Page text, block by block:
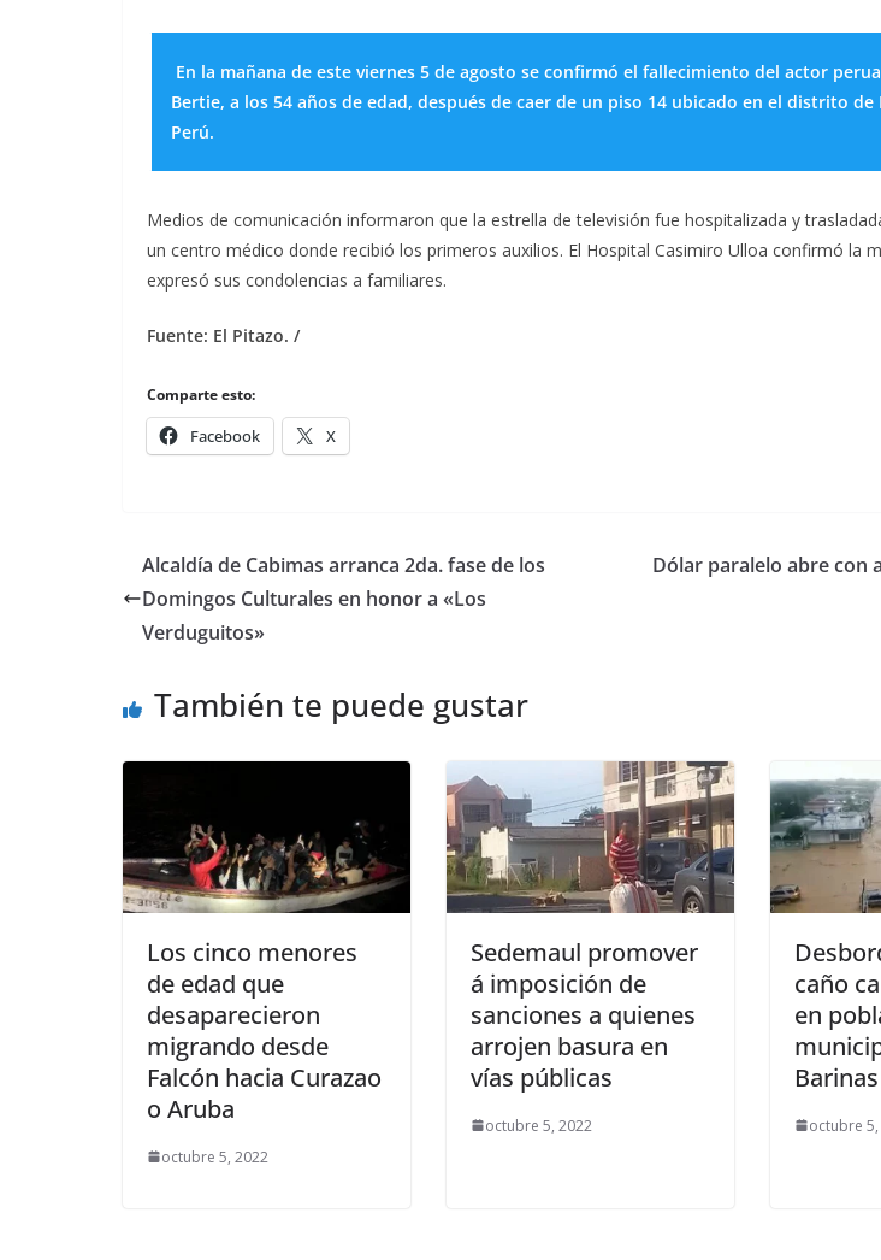
En la mañana de este viernes 5 de agosto se confirmó el fallecimiento del actor
Bertie, a los 54 años de edad, después de caer de un piso 14 ubicado en el distrito
Perú.
Medios de comunicación informaron que la estrella de televisión fue hospitalizada y
un centro médico donde recibió los primeros auxilios. El Hospital Casimiro Ulloa confirmó la
expresó sus condolencias a familiares.
Fuente: El Pitazo. /
Comparte esto:
Facebook X
Alcaldía de Cabimas arranca 2da. fase de los
Domingos Culturales en honor a «Los
Verduguitos»
Dólar paralelo abre con
También te puede gustar
Los cinco menores
de edad que
desaparecieron
migrando desde
Falcón hacia Curazao
o Aruba
octubre 5, 2022
Sedemaul promover
á imposición de
sanciones a quienes
arrojen basura en
vías públicas
octubre 5, 2022
caño
en
Barinas
octubre